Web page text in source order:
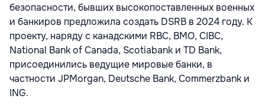
безопасности, бывших высокопоставленных военных
и банкиров предложила создать DSRB в 2024 году. К
проекту, наряду с канадскими RBC, BMO, CIBC,
National Bank of Canada, Scotiabank и TD Bank,
присоединились ведущие мировые банки, в
частности JPMorgan, Deutsche Bank, Commerzbank и
ING.